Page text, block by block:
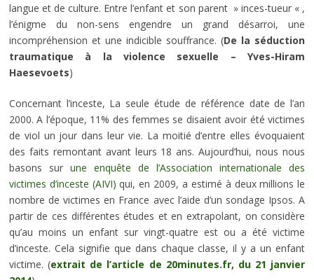
langue et de culture. Entre l’enfant et son parent » inces-tueur « ,
l’énigme du non-sens engendre un grand désarroi, une
incompréhension et une indicible souffrance. (De la séduction
traumatique à la violence sexuelle – Yves-Hiram
Haesevoets)
Concernant l’inceste, La seule étude de référence date de l’an
2000. A l’époque, 11% des femmes se disaient avoir été victimes
de viol un jour dans leur vie. La moitié d’entre elles évoquaient
des faits remontant avant leurs 18 ans. Aujourd’hui, nous nous
basons sur une enquête de l’Association internationale des
victimes d’inceste (AIVI) qui, en 2009, a estimé à deux millions le
nombre de victimes en France avec l’aide d’un sondage Ipsos. A
partir de ces différentes études et en extrapolant, on considère
qu’au moins un enfant sur vingt-quatre est ou a été victime
d’inceste. Cela signifie que dans chaque classe, il y a un enfant
victime. (extrait de l’article de 20minutes.fr, du 21 janvier